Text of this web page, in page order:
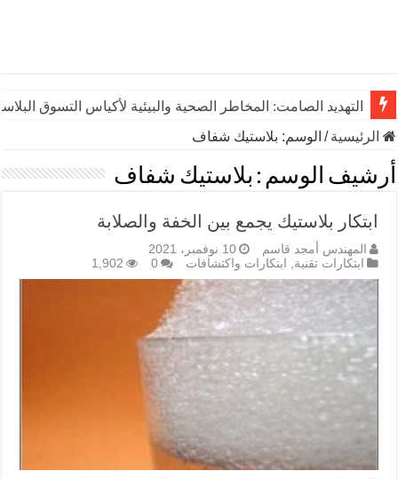
التهديد الصامت: المخاطر الصحية والبيئية لأكياس التسوق
الرئيسية/ الوسم: بلاستيك شفاف
أرشيف الوسم : بلاستيك شفاف
ابتكار بلاستيك يجمع بين الخفة والصلابة
المهندس أمجد قاسم
10 نوفمبر، 2021
ابتكارات تقنية, ابتكارات واكتشافات 0
1,902